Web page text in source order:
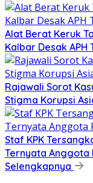
Alat Berat Keruk
Kalbar Desak
Rajawali Sorot
Stigma Korupsi
Staf KPK
Ternyata Anggota
Selengkapnya